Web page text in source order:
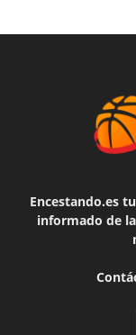
Encestando.es
informado de